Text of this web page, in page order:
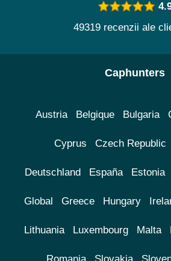
49319 recenzii ale
Caphunters
Austria Belgique Bulgaria
Cyprus Czech Republic
Deutschland España Estonia
Global Greece Hungary
Lithuania Luxembourg Malta